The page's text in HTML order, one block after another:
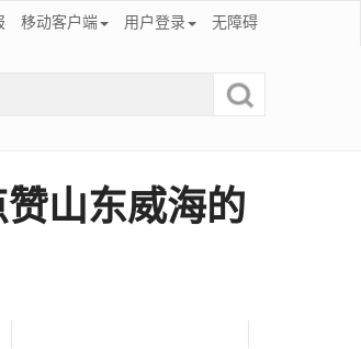
移动客户端 用户登录 无障碍
山东威海的